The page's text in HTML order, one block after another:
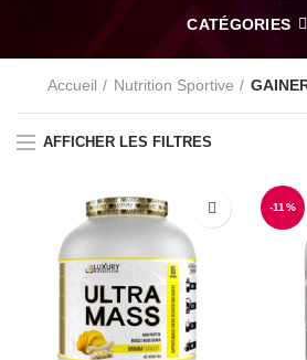
CATÉGORIES
Accueil Nutrition Sportive
AFFICHER LES FILTRES
-11%